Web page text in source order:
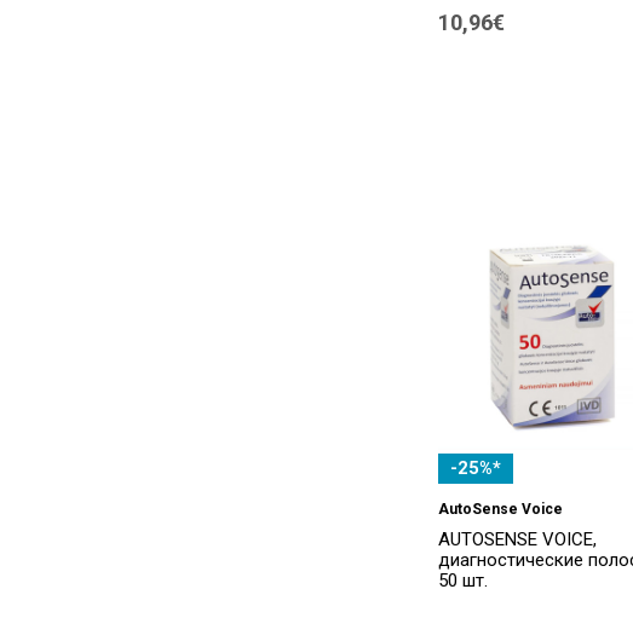
10,96€
-25%*
AutoSense Voice
AUTOSENSE VOICE,
диагностические
50 шт.